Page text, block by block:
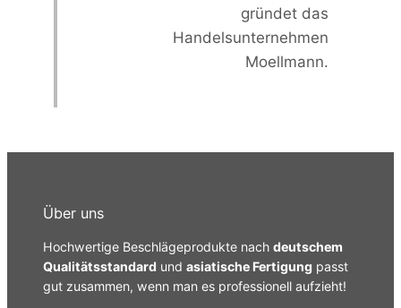
gründet das
Handelsunternehmen
Moellmann.
Über uns
Hochwertige Beschlägeprodukte nach deutschem
Qualitätsstandard und asiatische Fertigung passt
gut zusammen, wenn man es professionell aufzieht!